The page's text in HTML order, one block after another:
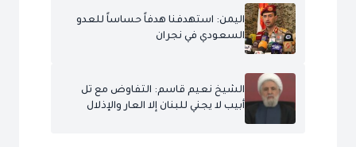
اليمن: استهدفنا هدفاً حساساً للعدو
السعودي في نجران
الشيخ نعيم قاسم: التفاوض مع تل
أبيب لا يجني للبنان إلا العار والإذلال